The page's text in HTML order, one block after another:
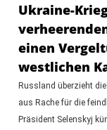
Ukraine-
einen
westlichen
Russland überzieht
aus Rache für die
Präsident Selenskyj